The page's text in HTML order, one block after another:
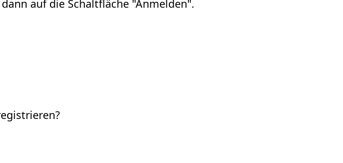
auf die Schaltfläche "Anmelden".